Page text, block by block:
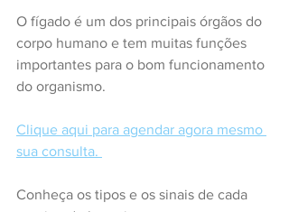
O fígado é um dos principais órgãos do
corpo humano e tem muitas funções
importantes para o bom funcionamento
do organismo.
Clique aqui para agendar agora mesmo
sua consulta.
Conheça os tipos e os sinais de cada